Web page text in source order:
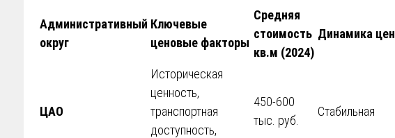
Административный
округ
Ключевые
ценовые факторы
Средняя
стоимость
кв.м (2024)
Динамика цен
ЦАО
Историческая
ценность,
транспортная
доступность,
450-600
тыс. руб.
Стабильная